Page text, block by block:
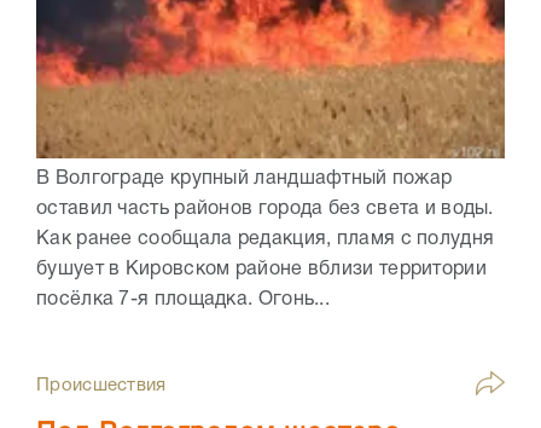
В Волгограде крупный ландшафтный пожар
оставил часть районов города без света и воды.
Как ранее сообщала редакция, пламя с полудня
бушует в Кировском районе вблизи территории
посёлка 7-я площадка. Огонь...
Происшествия